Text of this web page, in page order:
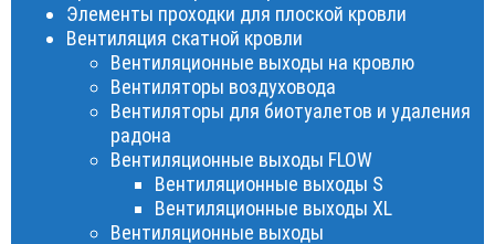
Элементы проходки для плоской кровли
Вентиляция скатной кровли
Вентиляционные выходы на кровлю
Вентиляторы воздуховода
Вентиляторы для биотуалетов и удаления
радона
Вентиляционные выходы FLOW
Вентиляционные выходы S
Вентиляционные выходы XL
Вентиляционные выходы